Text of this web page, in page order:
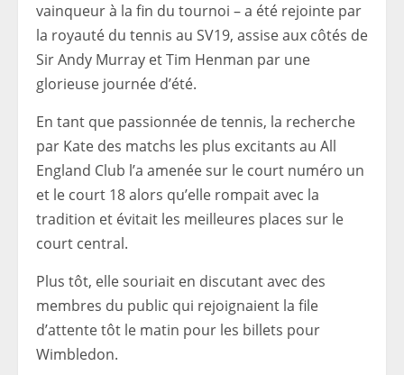
vainqueur à la fin du tournoi – a été rejointe par
la royauté du tennis au SV19, assise aux côtés de
Sir Andy Murray et Tim Henman par une
glorieuse journée d’été.
En tant que passionnée de tennis, la recherche
par Kate des matchs les plus excitants au All
England Club l’a amenée sur le court numéro un
et le court 18 alors qu’elle rompait avec la
tradition et évitait les meilleures places sur le
court central.
Plus tôt, elle souriait en discutant avec des
membres du public qui rejoignaient la file
d’attente tôt le matin pour les billets pour
Wimbledon.